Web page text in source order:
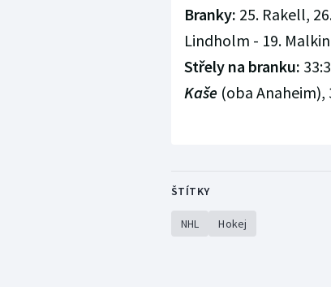
Branky: 25. Rakell,
Lindholm - 19.
Střely na branku:
Kaše(oba Anaheim),
ŠTÍTKY
NHL Hokej